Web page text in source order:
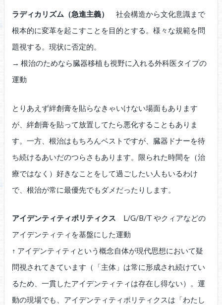
ラディカリズム（急進主義）
社会構造から文化意識まで
根本的に変革を起こすことを目的とする。様々な規範を問
題視する。現状に否定的。
→ 根治のためなら臓器移植も視野に入れる外科医タイプの
運動
とりあえず絆創膏を貼らなきゃいけない場面もあります
が、絆創膏を貼って放置してたら悪化することもありま
す。一方、根治はもちろんベストですが、臓器ドナーを待
ち続けるあいだのつらさもあります。限られた時間を（治
療ではなく）好きなことをして過ごしたい人もいるわけ
で、根治が常に最優先でもダメだったりします。
アイデンティティポリティクス L/G/B/T やクィアなどの
アイデンティティを基盤にした運動
↑ アイデンティティという概念自体が現代思想において疑
問視されてきています（「主体」は常に形成され続けてい
るため、一貫したアイデンティティは存在し得ない）。運
動の現場でも、アイデンティティポリティクスは「わたし